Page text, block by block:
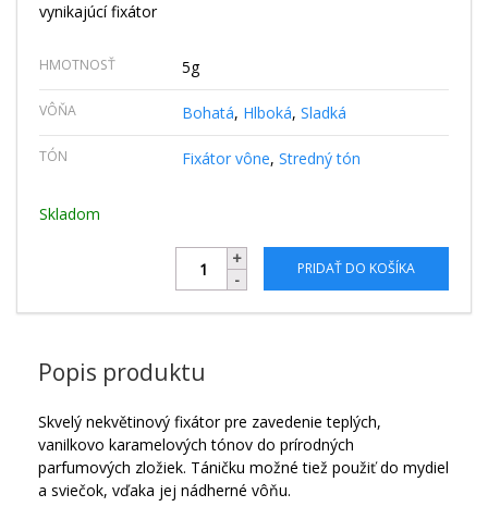
vynikajúcí fixátor
HMOTNOSŤ 5g
VÔŇA Bohatá, Hlboká, Sladká
TÓN Fixátor vône, Stredný tón
Skladom
PRIDAŤ DO KOŠÍKA
Popis produktu
Skvelý nekvětinový fixátor pre zavedenie teplých,
vanilkovo karamelových tónov do prírodných
parfumových zložiek. Táničku možné tiež použiť do mydiel
a sviečok, vďaka jej nádherné vôňu.